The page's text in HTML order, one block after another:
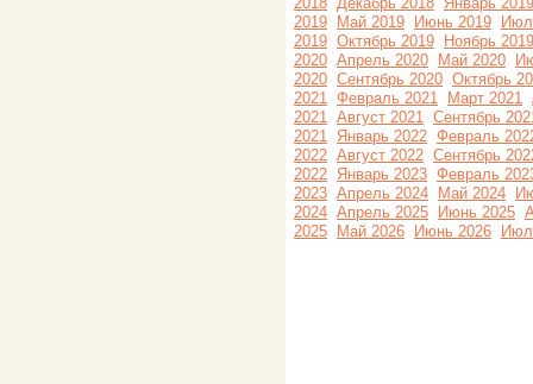
2019
Май 2019 Июнь 2019
2019 Октябрь 2019
Ноябрь 2019
2020 Апрель 2020 Май 2020
2020 Сентябрь 2020 Октябрь
2021 Февраль 2021 Март 2021
2021 Август 2021 Сентябрь
2021 Январь 2022 Февраль
2022 Август 2022 Сентябрь
2022 Январь 2023 Февраль
2023 Апрель 2024 Май 2024
2024 Апрель 2025 Июнь 2025
2025
Май 2026 Июнь 2026